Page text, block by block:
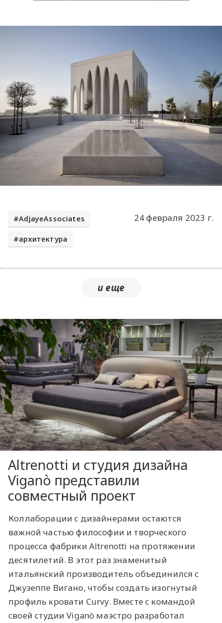
24 февраля 2023 г.
AdjayeAssociates
архитектура
Altrenotti и студия дизайна
Viganò представили
совместный проект
Коллаборации с дизайнерами остаются
важной частью философии и творческого
процесса фабрики Altrenotti на протяжении
десятилетий. В этот раз знаменитый
итальянский производитель объединился с
Джузеппе Вигано, чтобы создать изогнутый
профиль кровати Curvy. Вместе с командой
своей студии Viganò маэстро разработал